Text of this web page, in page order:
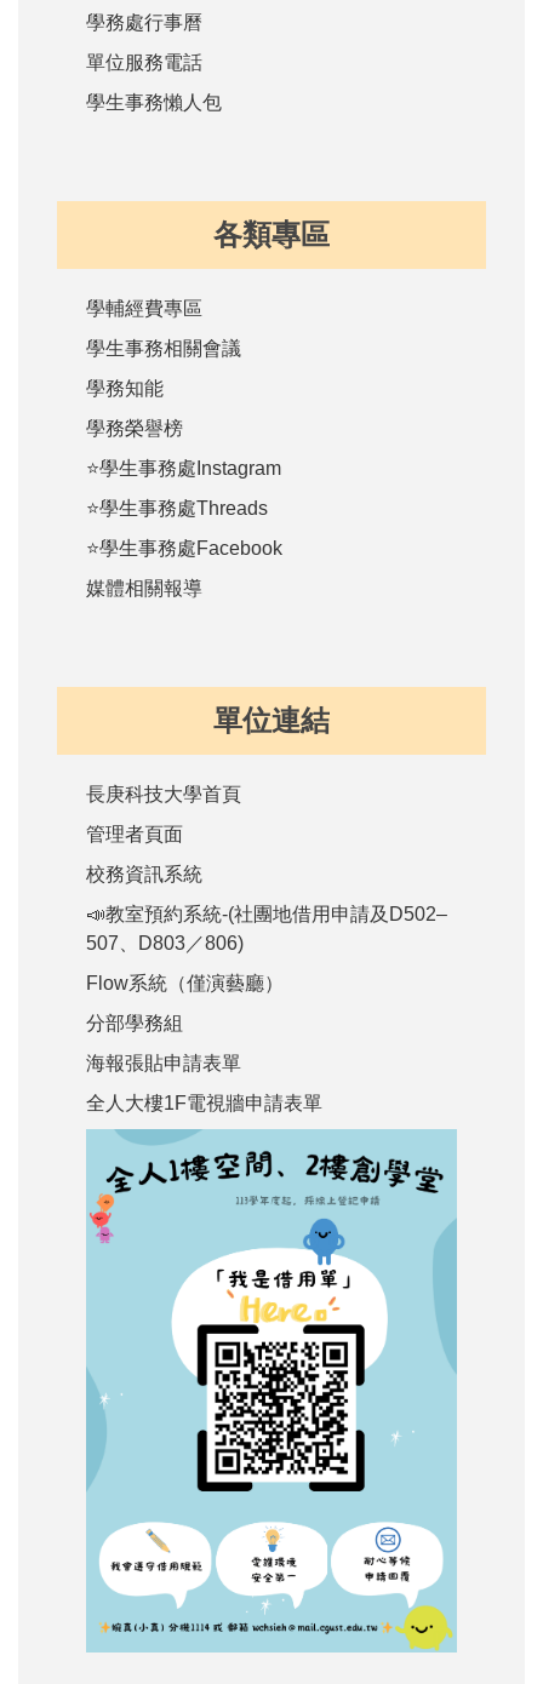
學務處行事曆
單位服務電話
學生事務懶人包
各類專區
學輔經費專區
學生事務相關會議
學務知能
學務榮譽榜
⭐學生事務處Instagram
⭐學生事務處Threads
⭐學生事務處Facebook
媒體相關報導
單位連結
長庚科技大學首頁
管理者頁面
校務資訊系統
📣教室預約系統-(社團地借用申請及D502–
507、D803／806)
Flow系統（僅演藝廳）
分部學務組
海報張貼申請表單
全人大樓1F電視牆申請表單